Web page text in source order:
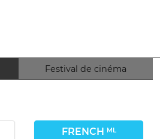
Festival de cinéma
FRENCH ML